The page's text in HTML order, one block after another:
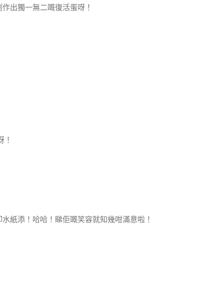
出獨一無二嘅復活蛋呀！
！
紙添！哈哈！睇佢嘅笑容就知幾咁滿意啦！